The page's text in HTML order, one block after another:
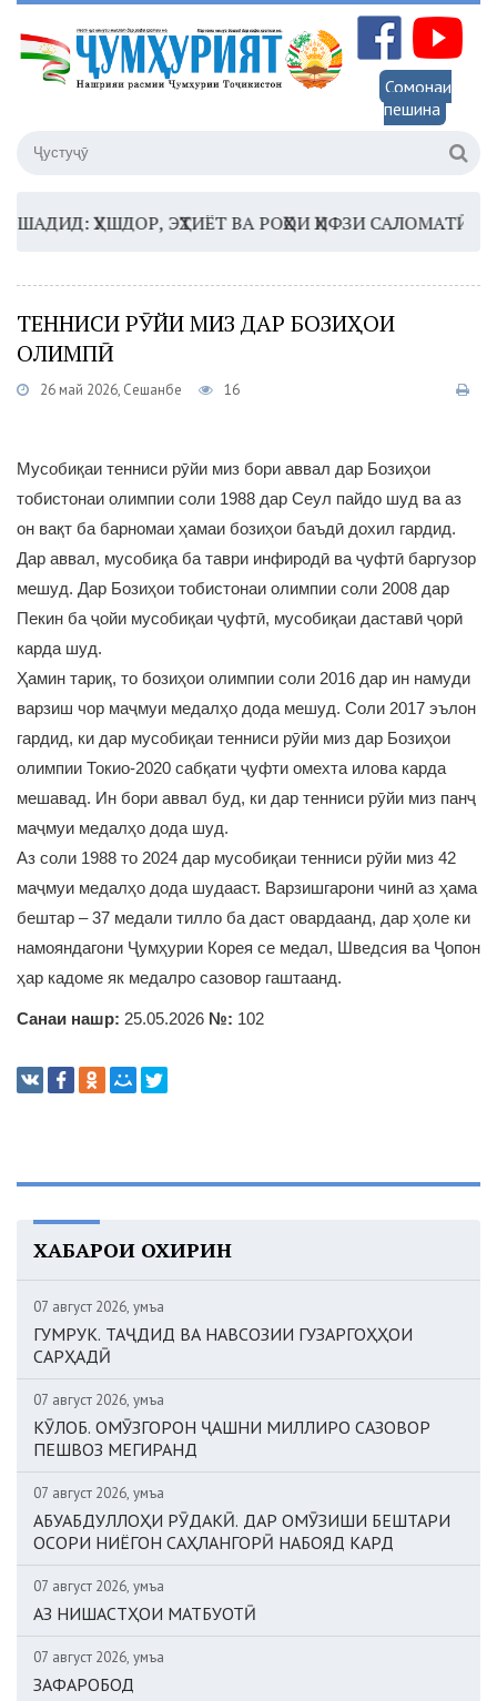
Сомонаи
пешина
ҲУШДОР, ЭҲТИЁТ ВА РОҲҲОИ ҲИФЗИ САЛОМАТӢ
ТЕННИСИ РӮЙИ МИЗ ДАР БОЗИҲОИ
ОЛИМПӢ
26 май 2026, Сешанбе 16
Мусобиқаи тенниси рӯйи миз бори аввал дар Бозиҳои
тобистонаи олимпии соли 1988 дар Сеул пайдо шуд ва аз
он вақт ба барномаи ҳамаи бозиҳои баъдӣ дохил гардид.
Дар аввал, мусобиқа ба таври инфиродӣ ва ҷуфтӣ баргузор
мешуд. Дар Бозиҳои тобистонаи олимпии соли 2008 дар
Пекин ба ҷойи мусобиқаи ҷуфтӣ, мусобиқаи даставӣ ҷорӣ
карда шуд.
Ҳамин тариқ, то бозиҳои олимпии соли 2016 дар ин намуди
варзиш чор маҷмуи медалҳо дода мешуд. Соли 2017 эълон
гардид, ки дар мусобиқаи тенниси рӯйи миз дар Бозиҳои
олимпии Токио-2020 сабқати ҷуфти омехта илова карда
мешавад. Ин бори аввал буд, ки дар тенниси рӯйи миз панҷ
маҷмуи медалҳо дода шуд.
Аз соли 1988 то 2024 дар мусобиқаи тенниси рӯйи миз 42
маҷмуи медалҳо дода шудааст. Варзишгарони чинӣ аз ҳама
бештар – 37 медали тилло ба даст овардаанд, дар ҳоле ки
намояндагони Ҷумҳурии Корея се медал, Шведсия ва Ҷопон
ҳар кадоме як медалро сазовор гаштаанд.
Санаи нашр: 25.05.2026 №: 102
ХАБАРҲОИ ОХИРИН
07 август 2026, Ҷумъа
ГУМРУК. ТАҶДИД ВА НАВСОЗИИ ГУЗАРГОҲҲОИ
САРҲАДӢ
07 август 2026, Ҷумъа
КӮЛОБ. ОМӮЗГОРОН ҶАШНИ МИЛЛИРО САЗОВОР
ПЕШВОЗ МЕГИРАНД
07 август 2026, Ҷумъа
АБУАБДУЛЛОҲИ РӮДАКӢ. ДАР ОМӮЗИШИ БЕШТАРИ
ОСОРИ НИЁГОН САҲЛАНГОРӢ НАБОЯД КАРД
07 август 2026, Ҷумъа
АЗ НИШАСТҲОИ МАТБУОТӢ
07 август 2026, Ҷумъа
ЗАФАРОБОД